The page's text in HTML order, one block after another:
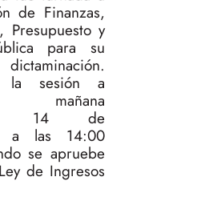
de Finanzas,
Presupuesto y
para su
la sesión a
mañana
14 de
a las 14:00
se apruebe
de Ingresos